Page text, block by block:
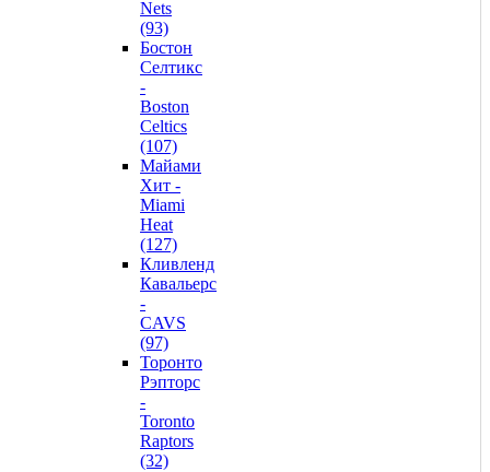
Nets
(93)
Бостон
Селтикс
-
Boston
Celtics
(107)
Майами
Хит -
Miami
Heat
(127)
Кливленд
Кавальерс
-
CAVS
(97)
Торонто
Рэпторс
-
Toronto
Raptors
(32)